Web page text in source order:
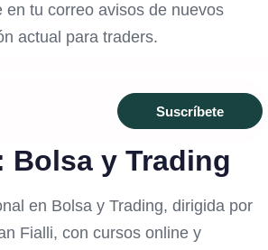
en tu correo avisos de nuevos
actual para traders.
Bolsa y Trading
en Bolsa y Trading, dirigida por
Fialli, con cursos online y